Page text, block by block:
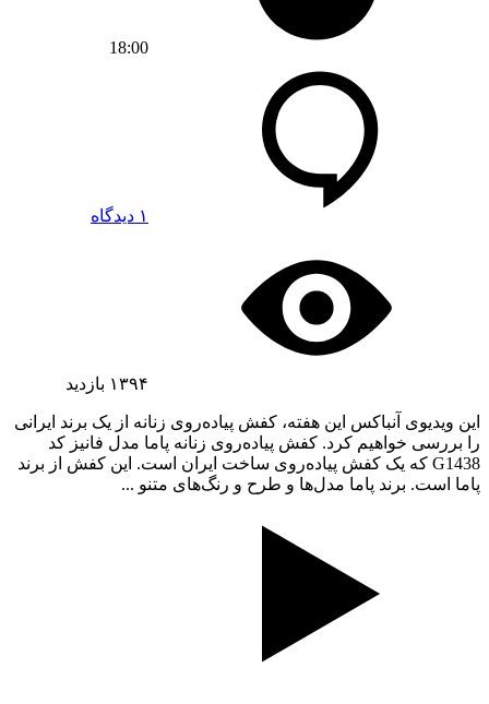
18:00
۱ دیدگاه
۱۳۹۴ بازدید
این ویدیوی آنباکس این هفته، کفش پیاده‌روی زنانه از یک برند ایرانی
را بررسی خواهیم کرد. کفش پیاده‌روی زنانه پاما مدل فانیز کد
G1438 که یک کفش پیاده‌روی ساخت ایران است. این کفش از برند
پاما است. برند پاما مدل‌ها و طرح و رنگ‌های متنو ...